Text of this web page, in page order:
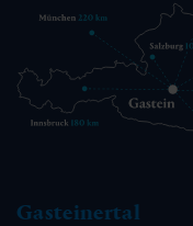
Gasteinertal